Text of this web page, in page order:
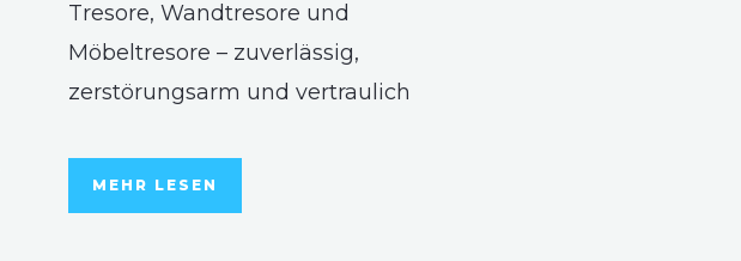
Tresore, Wandtresore und
Möbeltresore – zuverlässig,
zerstörungsarm und vertraulich
MEHR LESEN